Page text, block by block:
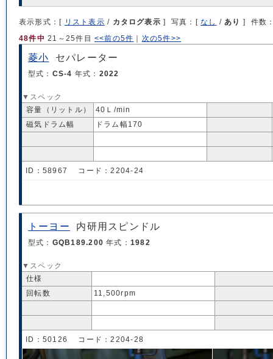
表示形式：[ リスト表示 / カタログ表示 ] 写真：[ なし / あり ] 件数
48件中 21～25件目 <<前の5件 ｜ 次の5件>>
菱小 セパレーター
型式： CS-4 年式： 2022
▼スペック
容量（リットル）
40Ｌ/min
磁気ドラム幅
ドラム幅170
ID：58967 コード：2204-24
トーヨー 内研用スピンドル
型式： GQB189.200 年式： 1982
▼スペック
仕様
回転数
11,500rpm
ID：50126 コード：2204-28